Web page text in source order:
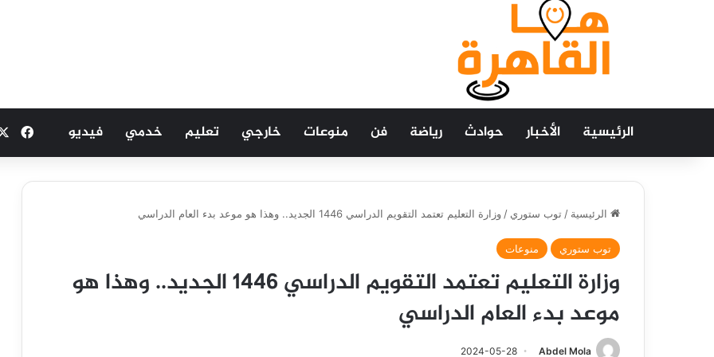
الرئيسية الأخبار حوادث رياضة فن منوعات خارجي تعليم خدمي فيديو
الرئيسية / توب ستوري / وزارة التعليم تعتمد التقويم الدراسي 1446 الجديد.. وهذا هو موعد بدء العام الدراسي
توب ستوري منوعات
وزارة التعليم تعتمد التقويم الدراسي 1446 الجديد.. وهذا هو
موعد بدء العام الدراسي
Abdel Mola
2024-05-28